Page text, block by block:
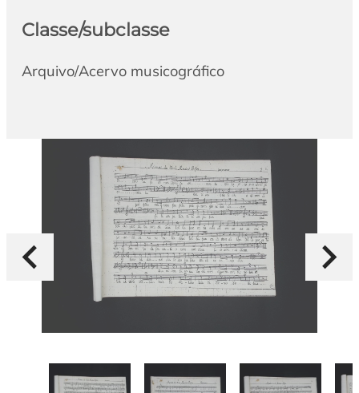
Classe/subclasse
Arquivo/Acervo musicográfico